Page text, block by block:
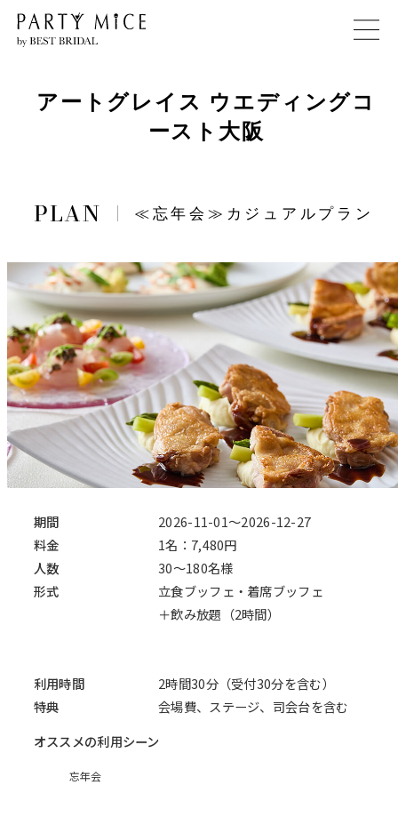
アートグレイス ウエディングコ
ースト大阪
≪忘年会≫カジュアルプラン
期間
2026-11-01～2026-12-27
料金
1名：7,480円
人数
30～180名様
形式
立食ブッフェ・着席ブッフェ
＋飲み放題（2時間）
利用時間
2時間30分（受付30分を含む）
特典
会場費、ステージ、司会台を含む
オススメの利用シーン
忘年会